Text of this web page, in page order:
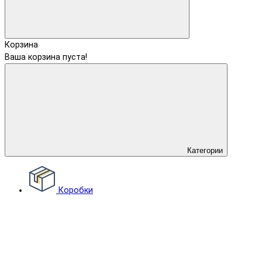
Корзина
Ваша корзина пуста!
Категории
Коробки